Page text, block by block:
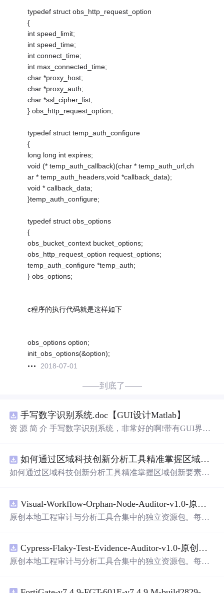
typedef struct obs_http_request_option
{
int speed_limit;
int speed_time;
int connect_time;
int max_connected_time;
char *proxy_host;
char *proxy_auth;
char *ssl_cipher_list;
} obs_http_request_option;
typedef struct temp_auth_configure
{
long long int expires;
void (* temp_auth_callback)(char * temp_auth_url,ch
ar * temp_auth_headers,void *callback_data);
void * callback_data;
}temp_auth_configure;
typedef struct obs_options
{
obs_bucket_context bucket_options;
obs_http_request_option request_options;
temp_auth_configure *temp_auth;
} obs_options;
c程序的执行代码就是这样如下
obs_options option;
init_obs_options(&option);
2018-07-01
——到底了——
手写数字识别系统.doc【GUI设计Matlab】
资 源 简 介 手写数字识别系统，非常好的啊!带有GUI界
带有直观的图形用户界面（GUI），非常容易使用。你只
需要将手写数字输入系统，它将立即给出准确的识别结
是一个非常方便和实用的工具，你一定会喜欢它的！
如何通过区域科技创新分析工具精准掌握区域创新要素分布与产业链融合现状？.docx
如何通过区域科技创新分析工具精准掌握区域创新要素分
Visual-Workflow-Orphan-Node-Auditor-v1.0-原创源码与文档.zip
原创本地工程审计与分析工具合集中的独立资源包。每个
README、运行说明、功能清单、MIT License及原创与授
权声明。解压后进入project目录，执行npm test验证算法，
目源码、Logo、官方截图、论文、生产日志或其他受限素
Cypress-Flaky-Test-Evidence-Auditor-v1.0-原创源码与文档.zip
原创本地工程审计与分析工具合集中的独立资源包。每个